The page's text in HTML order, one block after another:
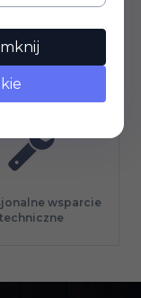
termin płatności
wsparcie
techniczne